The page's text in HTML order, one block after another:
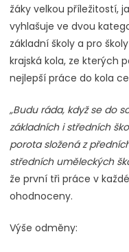
žáky velkou příležitostí,
vyhlašuje ve dvou
základní školy a pro
krajská kola, ze kterých
nejlepší práce do kola
„Budu ráda, když se do
základních i středních
porota složená z
středních uměleckých
že první tři práce v
ohodnoceny.
Výše odměny: